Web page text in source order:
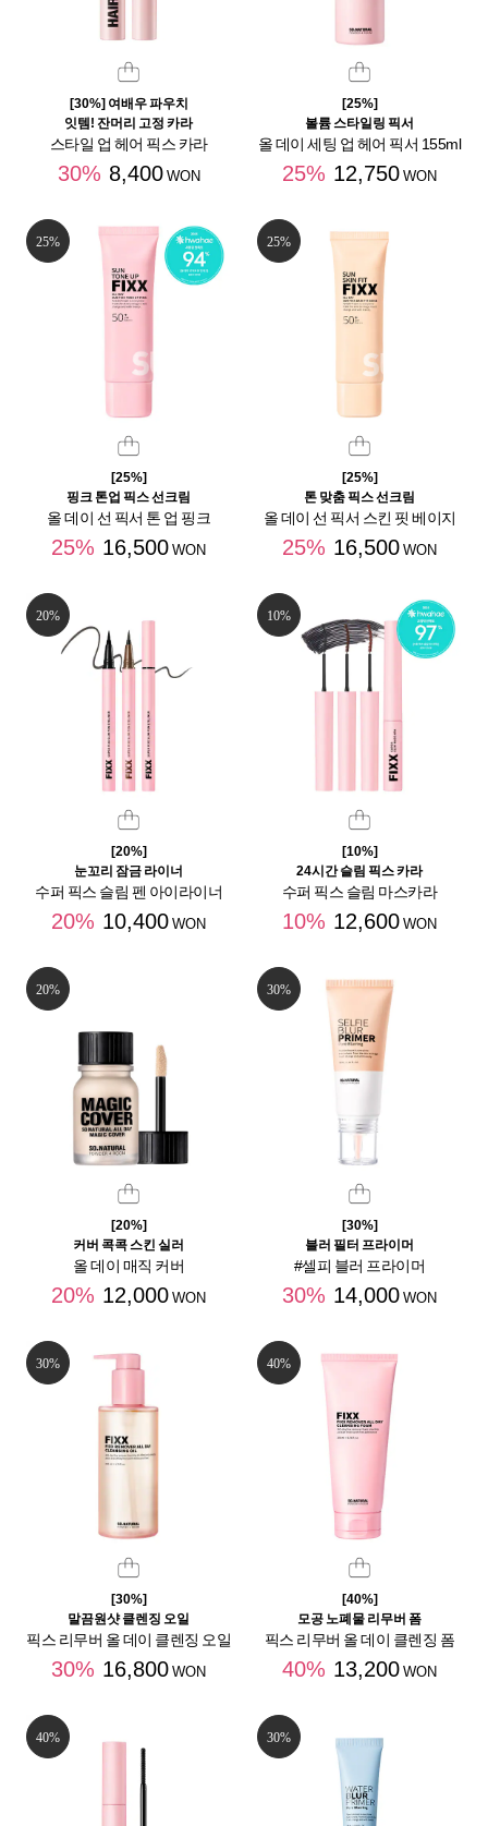
[30%] 여배우 파우치
잇템! 잔머리 고정 카라
스타일 업 헤어 픽스 카라
30% 8,400 WON
[25%]
볼륨 스타일링 픽서
올 데이 세팅 업 헤어 픽서 155ml
25% 12,750 WON
25%
[25%]
핑크 톤업 픽스 선크림
올 데이 선 픽서 톤 업 핑크
25% 16,500 WON
25%
[25%]
톤 맞춤 픽스 선크림
올 데이 선 픽서 스킨 핏 베이지
25% 16,500 WON
20%
[20%]
눈꼬리 잠금 라이너
수퍼 픽스 슬림 펜 아이라이너
20% 10,400 WON
10%
[10%]
24시간 슬림 픽스 카라
수퍼 픽스 슬림 마스카라
10% 12,600 WON
20%
[20%]
커버 콕콕 스킨 실러
올 데이 매직 커버
20% 12,000 WON
30%
[30%]
블러 필터 프라이머
#셀피 블러 프라이머
30% 14,000 WON
30%
[30%]
말끔원샷 클렌징 오일
픽스 리무버 올 데이 클렌징 오일
30% 16,800 WON
40%
[40%]
모공 노폐물 리무버 폼
픽스 리무버 올 데이 클렌징 폼
40% 13,200 WON
40% 30%